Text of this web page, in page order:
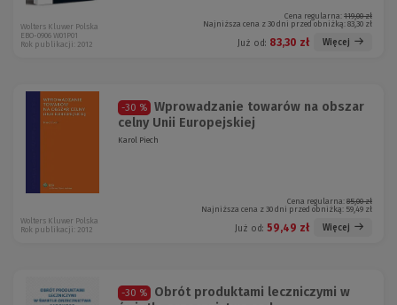
Cena regularna: 119,00 zł
Najniższa cena z 30 dni przed obniżką: 83,30 zł
Już od: 83,30 zł Więcej
Wolters Kluwer Polska
EBO-0906 W01P01
Rok publikacji: 2012
-30 %
Wprowadzanie towarów na obszar
celny Unii Europejskiej
Karol Piech
Cena regularna: 85,00 zł
Najniższa cena z 30 dni przed obniżką: 59,49 zł
Już od: 59,49 zł Więcej
Wolters Kluwer Polska
Rok publikacji: 2012
-30 %
Obrót produktami leczniczymi w